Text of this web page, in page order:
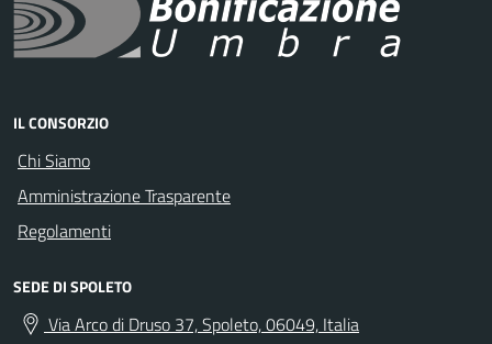
IL CONSORZIO
Chi Siamo
Amministrazione Trasparente
Regolamenti
SEDE DI SPOLETO
Via Arco di Druso 37, Spoleto, 06049, Italia